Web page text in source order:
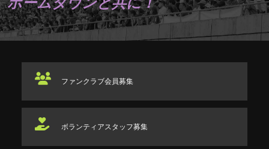
ファンクラブ会員募集
ボランティアスタッフ募集